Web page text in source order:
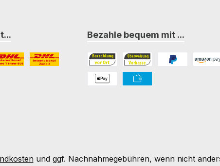
Zone 1
Paket International Zone 1 (non-EU)
DHL Paket International Zone 2
Bezahle bequem mit ...
Bezahlung in der Filiale
Vorkasse
und ggf. Nachnahmegebühren, wenn nicht